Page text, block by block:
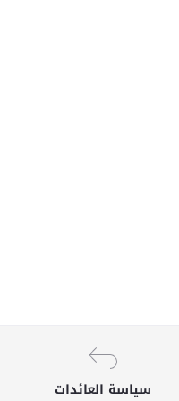
سياسة العائدات